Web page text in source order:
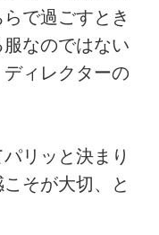
で過ごすとき
なのではない
ィレクターの
リッと決まり
そが大切、と